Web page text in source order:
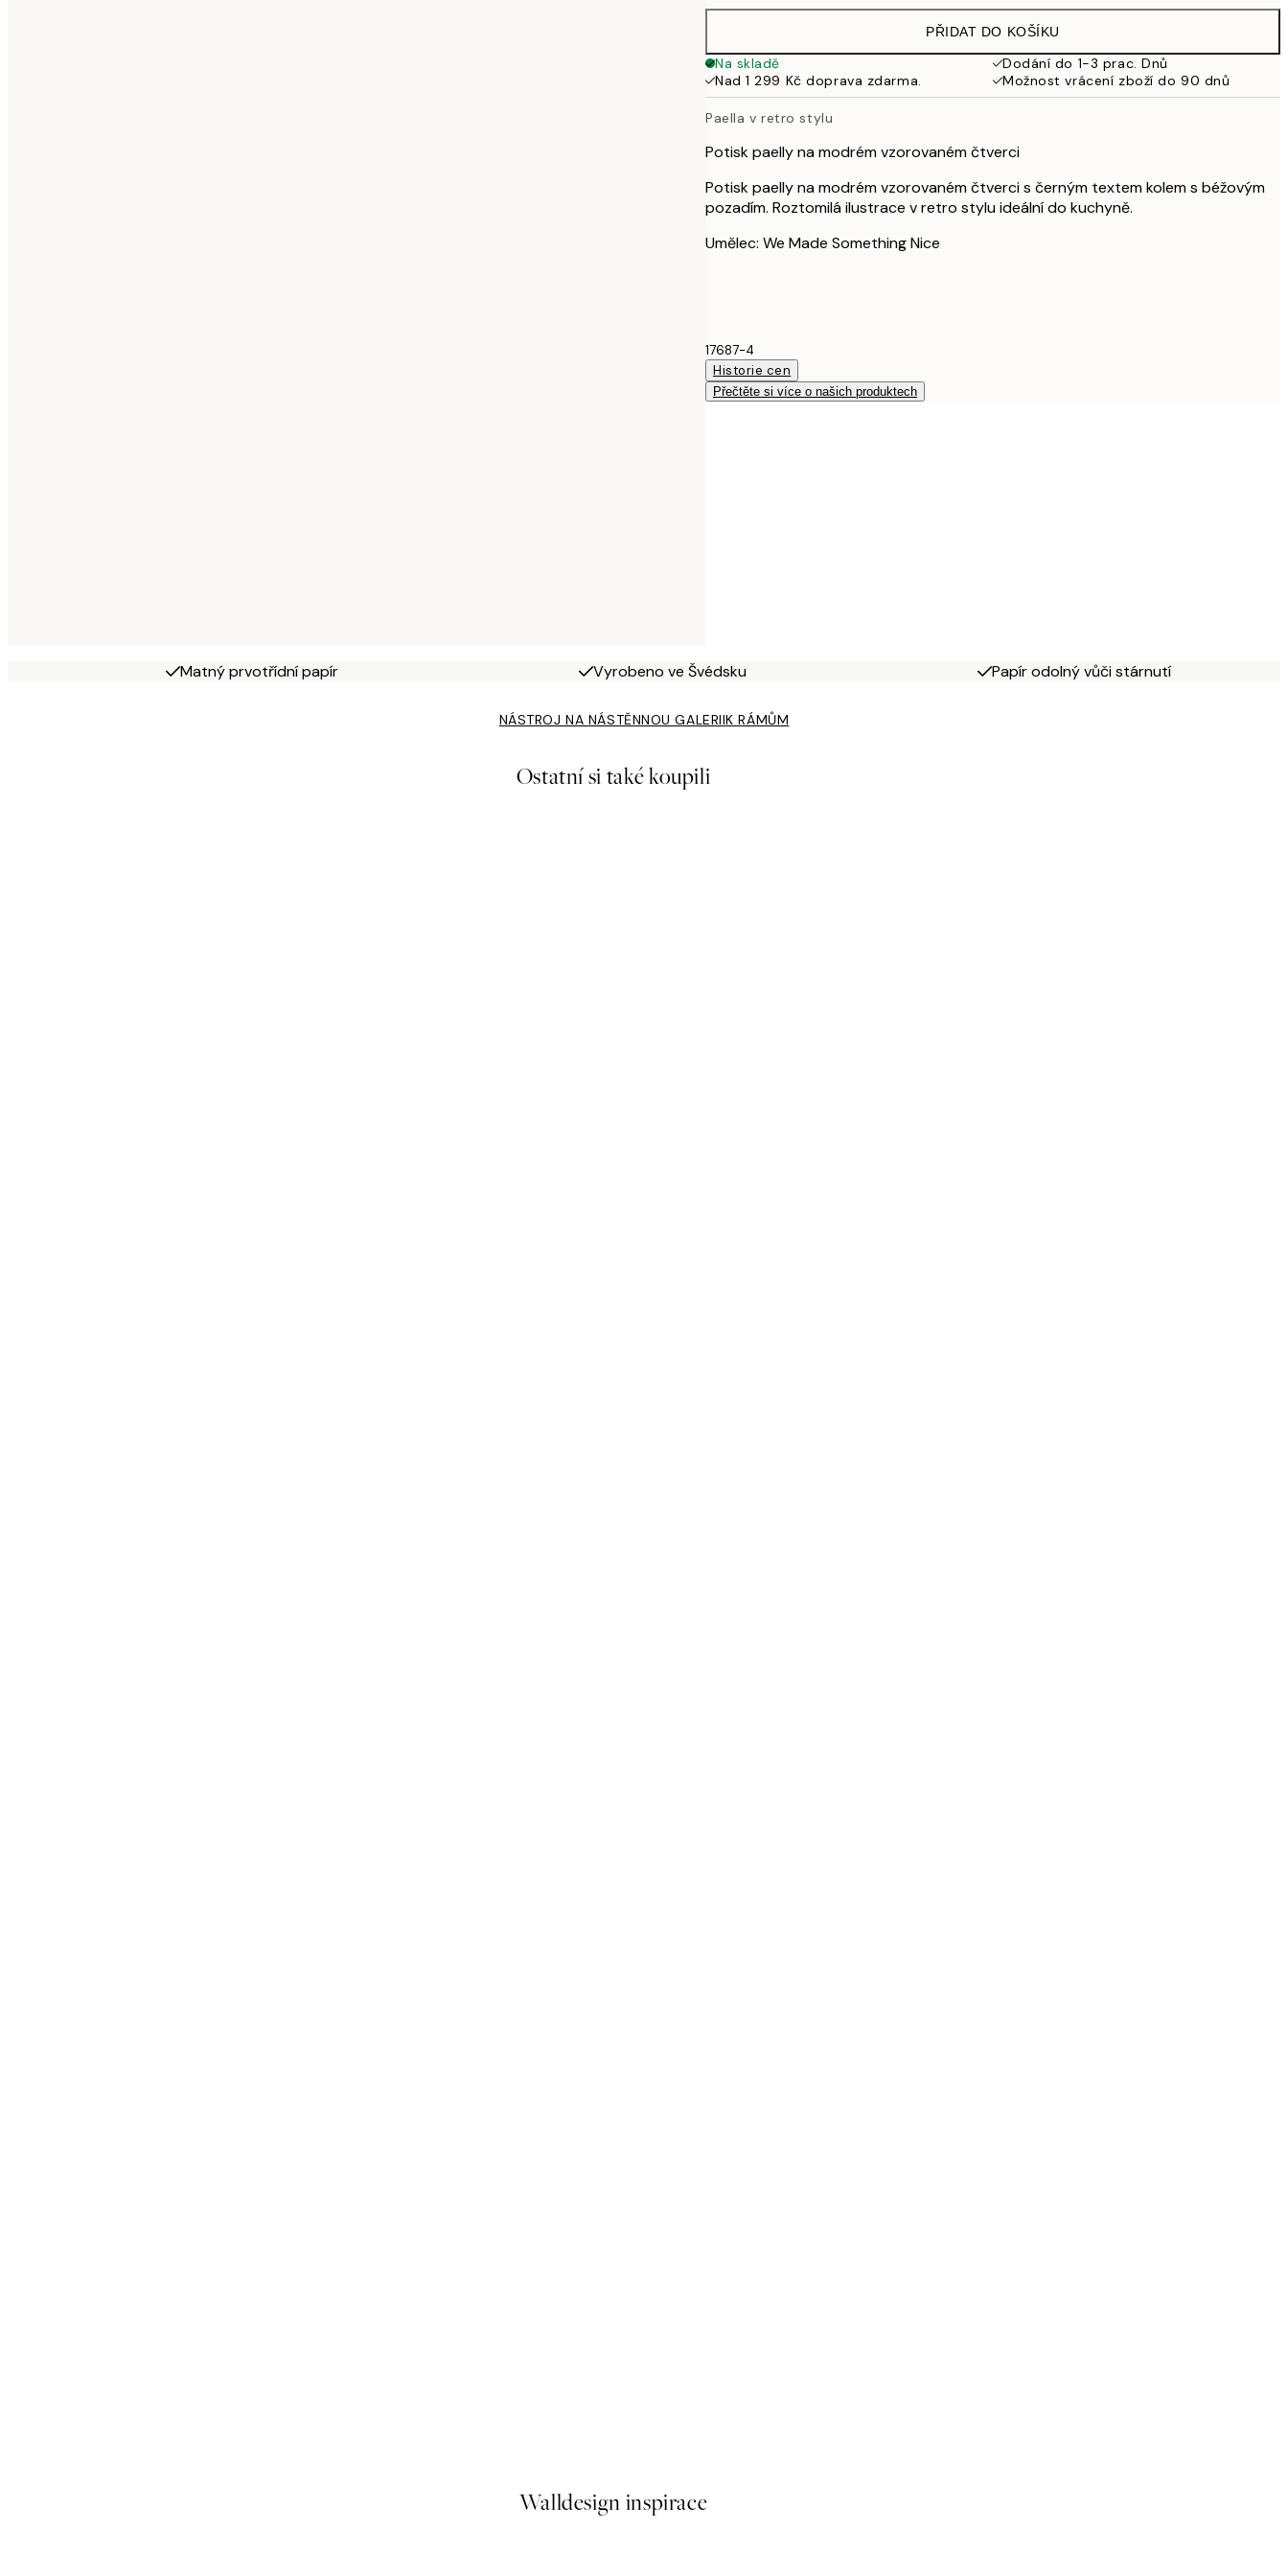
598 Kč
707 Kč
50x70 cm 587,40 Kč
979 Kč
PŘIDAT DO KOŠÍKU
Na skladě
Dodání do 1-3 prac. Dnů
Nad 1 299 Kč doprava zdarma.
Možnost vrácení zboží do 90 dnů
Paella v retro stylu
Potisk paelly na modrém vzorovaném čtverci
Potisk paelly na modrém vzorovaném čtverci s černým textem kolem s béžovým
pozadím. Roztomilá ilustrace v retro stylu ideální do kuchyně.
Umělec: We Made Something Nice
17687-4
Historie cen
Přečtěte si více o našich produktech
Matný prvotřídní papír Vyrobeno ve Švédsku Papír odolný vůči stárnutí
NÁSTROJ NA NÁSTĚNNOU GALERIIK RÁMŮM
Ostatní si také koupili
Walldesign inspirace